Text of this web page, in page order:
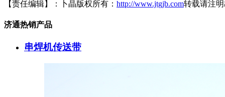
【责任编辑】：
卜晶版权所有： http://www.jtgjb.com转载请注
济通热销产品
串焊机传送带